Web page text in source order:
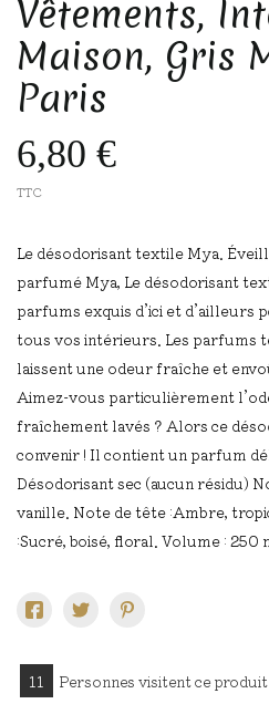
Vêtements,
Maison, Gris
Paris
6,80 €
TTC
Le désodorisant textile Mya.
parfumé Mya, Le désodorisant
parfums exquis d’ici et d’ailleurs
tous vos intérieurs. Les parfums
laissent une odeur fraîche et
Aimez-vous particulièrement
fraîchement lavés ? Alors ce
convenir ! Il contient un parfum
Désodorisant sec (aucun résidu)
vanille. Note de tête :Ambre,
:Sucré, boisé, floral. Volume : 250
11 Personnes visitent ce